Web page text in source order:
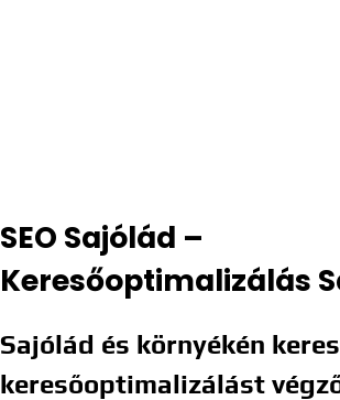
SEO Sajólád –
Keresőoptimalizálás
Sajólád és környékén
keresőoptimalizálást